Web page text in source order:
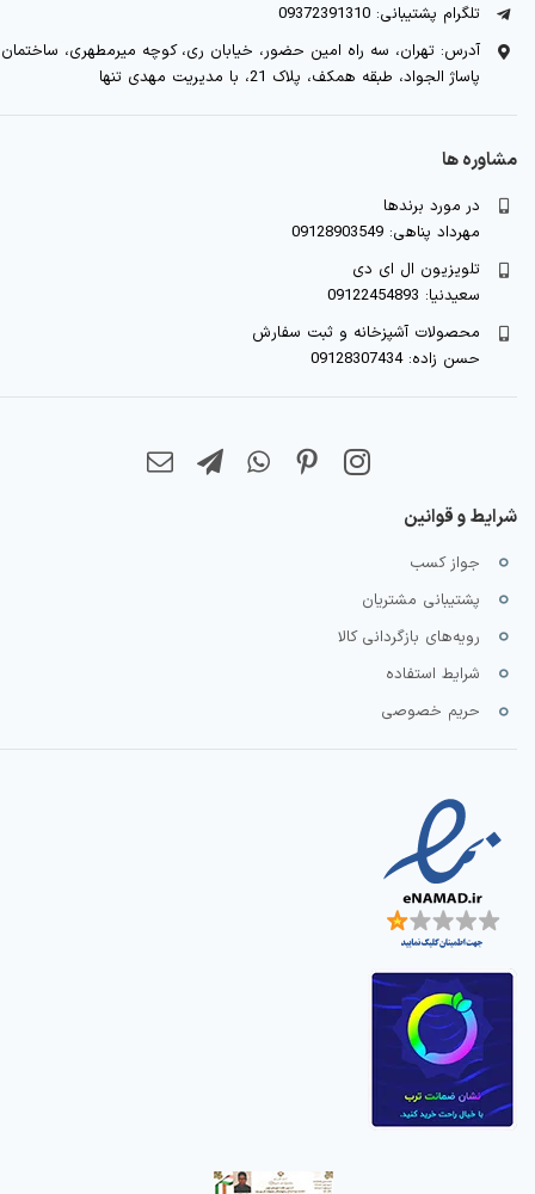
تلگرام پشتیبانی: 09372391310
آدرس: تهران، سه راه امین حضور، خیابان ری، کوچه میرمطهری، ساختمان
پاساژ الجواد، طبقه همکف، پلاک 21، با مدیریت مهدی تنها
مشاوره ها
در مورد برندها
مهرداد پناهی: 09128903549
تلویزیون ال ای دی
سعیدنیا: 09122454893
محصولات آشپزخانه و ثبت سفارش
حسن زاده: 09128307434
شرایط و قوانین
جواز کسب
پشتیبانی مشتریان
رویه‌های بازگردانی کالا
شرایط استفاده
حریم خصوصی